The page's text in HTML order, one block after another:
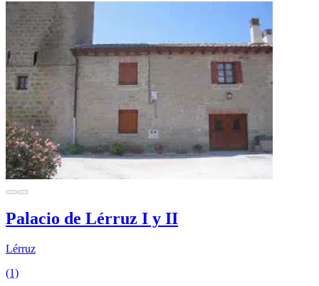
Palacio de Lérruz I y II
Lérruz
(1)